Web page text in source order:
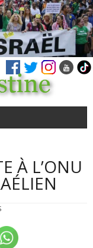
À L’ONU